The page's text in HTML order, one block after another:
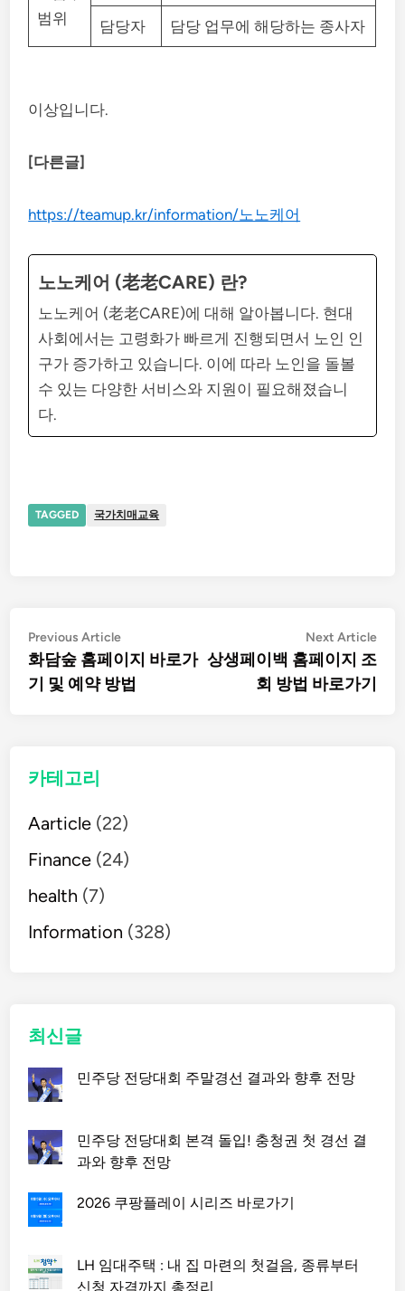
범위
담당자 담당 업무에 해당하는 종사자
이상입니다.
[다른글]
https://teamup.kr/information/노노케어
노노케어 (老老CARE) 란?
노노케어 (老老CARE)에 대해 알아봅니다. 현대
사회에서는 고령화가 빠르게 진행되면서 노인 인
구가 증가하고 있습니다. 이에 따라 노인을 돌볼
수 있는 다양한 서비스와 지원이 필요해졌습니
다.
TAGGED 국가치매교육
글
탐
Previous ArticlePrevious
article:
화담숲 홈페이지 바로가
기 및 예약 방법
Next Article
상생페이백 홈페이지 조
회 방법 바로가기
카테고리
Aarticle (22)
Finance (24)
health (7)
Information (328)
최신글
민주당 전당대회 주말경선 결과와 향후 전망
민주당 전당대회 본격 돌입! 충청권 첫 경선 결
과와 향후 전망
2026 쿠팡플레이 시리즈 바로가기
LH 임대주택 : 내 집 마련의 첫걸음, 종류부터
신청 자격까지 총정리